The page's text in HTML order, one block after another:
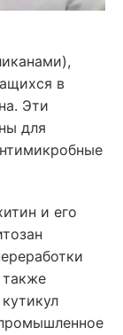
в
Эти
для
и его
также